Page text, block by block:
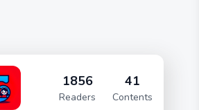
1856
Readers
41
Contents